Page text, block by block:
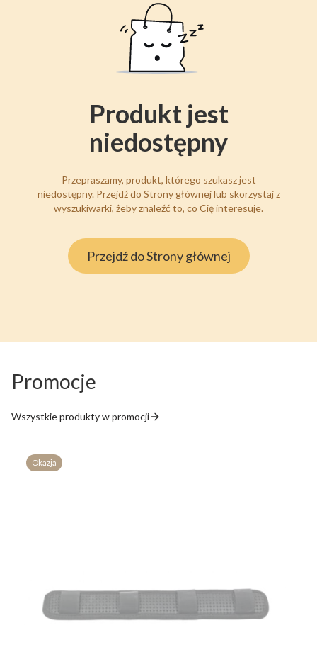
Produkt jest
niedostępny
Przepraszamy, produkt, którego szukasz jest
niedostępny. Przejdź do Strony głównej lub skorzystaj z
wyszukiwarki, żeby znaleźć to, co Cię interesuje.
Przejdź do Strony głównej
Promocje
Wszystkie produkty w promocji
Okazja